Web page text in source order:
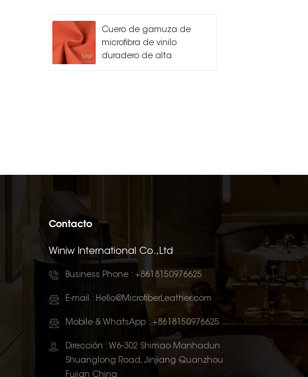
Cuero de gamuza de
microfibra de vinilo
duradero de alta
Contacto
Winiw International Co.,Ltd
Business Phone : +8618150976625
E-mail : Hello@MicrofiberLeather.com
Mobile & WhatsApp : +8618150976625
Dirección : W6-302 Shimao Manhadun
Shuanglong Road, Jinjiang Quanzhou
Fujian China